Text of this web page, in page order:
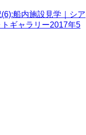
船内施設見学｜シア
ギャラリー2017年5